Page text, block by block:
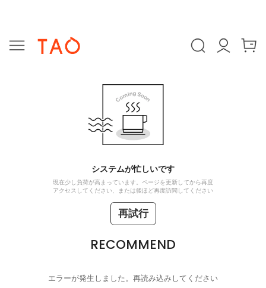
システムが忙しいです
現在少し負荷が高まっています。ページを更新してから再度
アクセスしてください、または後ほど再度訪問してください
再試行
RECOMMEND
エラーが発生しました。再読み込みしてください